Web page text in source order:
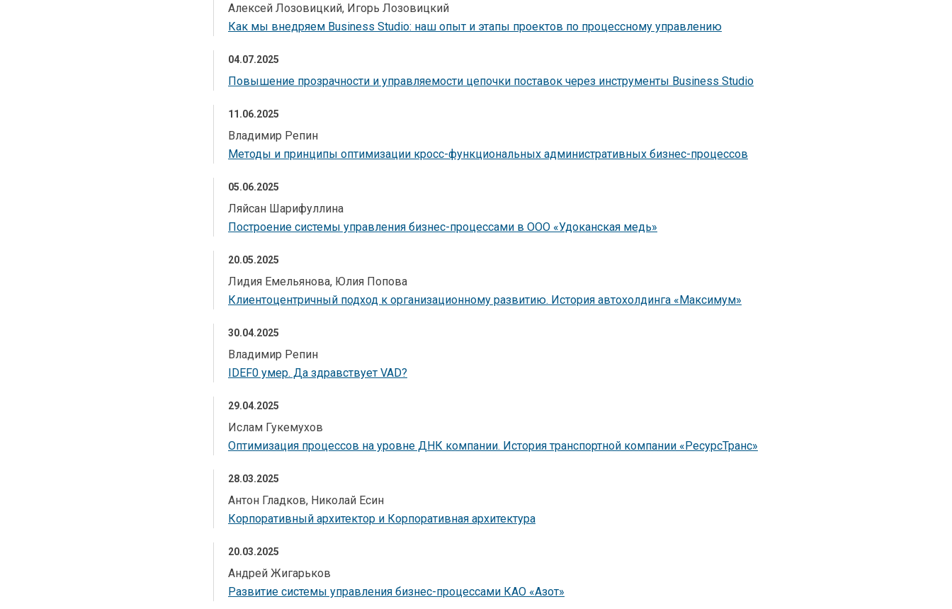
Алексей Лозовицкий, Игорь Лозовицкий
Как мы внедряем Business Studio: наш опыт и этапы проектов по процессному управлению
04.07.2025
Повышение прозрачности и управляемости цепочки поставок через инструменты Business Studio
11.06.2025
Владимир Репин
Методы и принципы оптимизации кросс-функциональных административных бизнес-процессов
05.06.2025
Ляйсан Шарифуллина
Построение системы управления бизнес-процессами в ООО «Удоканская медь»
20.05.2025
Лидия Емельянова, Юлия Попова
Клиентоцентричный подход к организационному развитию. История автохолдинга «Максимум»
30.04.2025
Владимир Репин
IDEF0 умер. Да здравствует VAD?
29.04.2025
Ислам Гукемухов
Оптимизация процессов на уровне ДНК компании. История транспортной компании «РесурсТранс»
28.03.2025
Антон Гладков, Николай Есин
Корпоративный архитектор и Корпоративная архитектура
20.03.2025
Андрей Жигарьков
Развитие системы управления бизнес-процессами КАО «Азот»